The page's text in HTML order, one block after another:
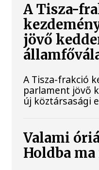
A Tisza-
jövő
A Tisza-frakció
parlament jövő
új köztársasági
Valami
Holdba